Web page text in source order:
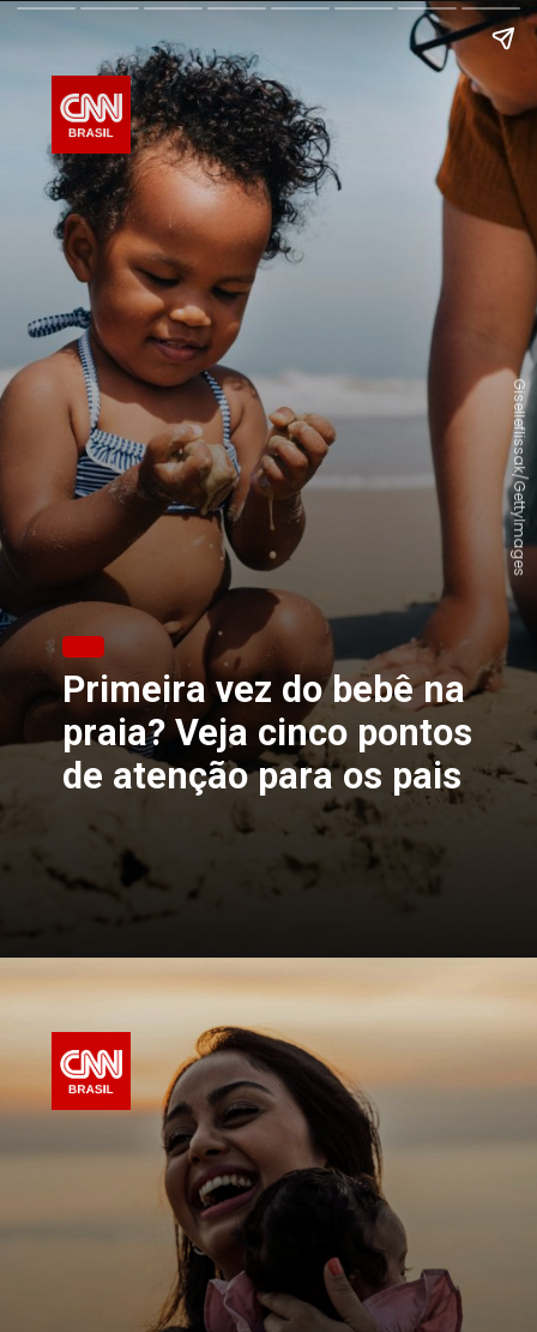
Primeira vez do bebê na
praia? Veja cinco pontos
de atenção para os pais
Giselleflissak/GettyImages